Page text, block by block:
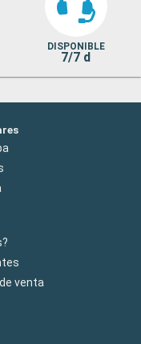
DISPONIBLE
7/7 d
venta